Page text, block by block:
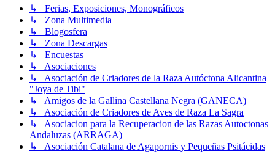
↳ Ferias, Exposiciones, Monográficos
↳ Zona Multimedia
↳ Blogosfera
↳ Zona Descargas
↳ Encuestas
↳ Asociaciones
↳ Asociación de Criadores de la Raza Autóctona Alicantina
"Joya de Tibi"
↳ Amigos de la Gallina Castellana Negra (GANECA)
↳ Asociación de Criadores de Aves de Raza La Sagra
↳ Asociacion para la Recuperacion de las Razas Autoctonas
Andaluzas (ARRAGA)
↳ Asociación Catalana de Agapornis y Pequeñas Psitácidas